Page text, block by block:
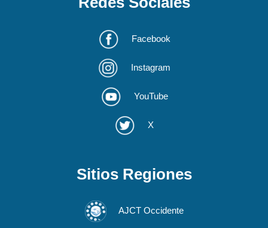
Facebook
Instagram
YouTube
X
Sitios Regiones
AJCT Occidente